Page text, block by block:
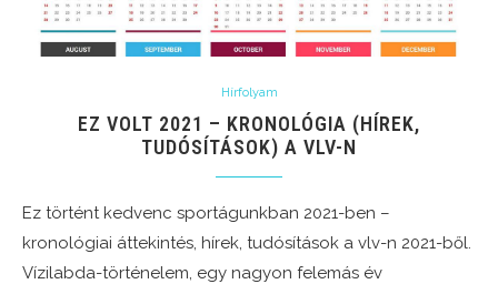
Hírfolyam
EZ VOLT 2021 – KRONOLÓGIA (HÍREK,
TUDÓSÍTÁSOK) A VLV-N
Ez történt kedvenc sportágunkban 2021-ben –
kronológiai áttekintés, hírek, tudósítások a vlv-n 2021-ből.
Vízilabda-történelem, egy nagyon felemás év